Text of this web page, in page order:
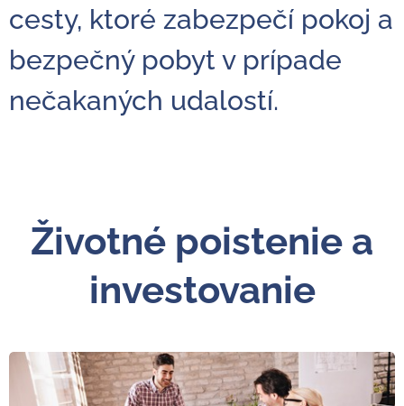
cesty, ktoré zabezpečí pokoj a
bezpečný pobyt v prípade
nečakaných udalostí.
Životné poistenie a
investovanie